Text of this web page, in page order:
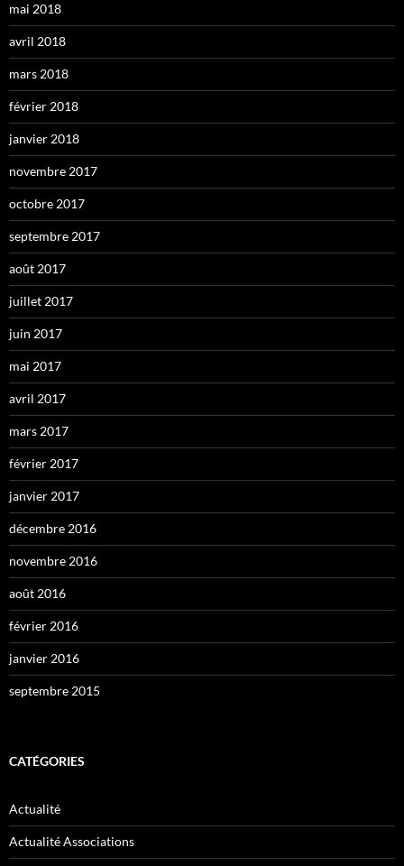
mai 2018
avril 2018
mars 2018
février 2018
janvier 2018
novembre 2017
octobre 2017
septembre 2017
août 2017
juillet 2017
juin 2017
mai 2017
avril 2017
mars 2017
février 2017
janvier 2017
décembre 2016
novembre 2016
août 2016
février 2016
janvier 2016
septembre 2015
CATÉGORIES
Actualité
Actualité Associations